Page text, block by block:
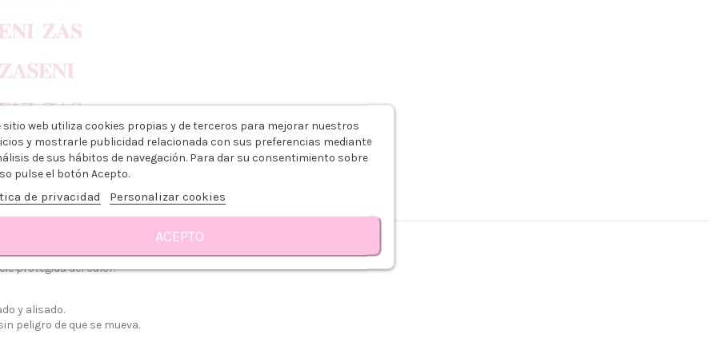
Reseñas
protegida del calor.
y alisado.
peligro de que se mueva.
sitio web utiliza cookies propias y de terceros para mejorar nuestros
y mostrarle publicidad relacionada con sus preferencias mediante
de sus hábitos de navegación. Para dar su consentimiento sobre
pulse el botón Acepto.
de privacidad Personalizar cookies
ACEPTO